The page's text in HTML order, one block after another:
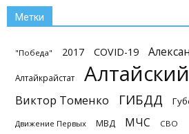
Метки
"Победа" 2017 COVID-19
Алтайкрайстат
Виктор Томенко ГИБДД
Движение Первых МВД МЧС СВО